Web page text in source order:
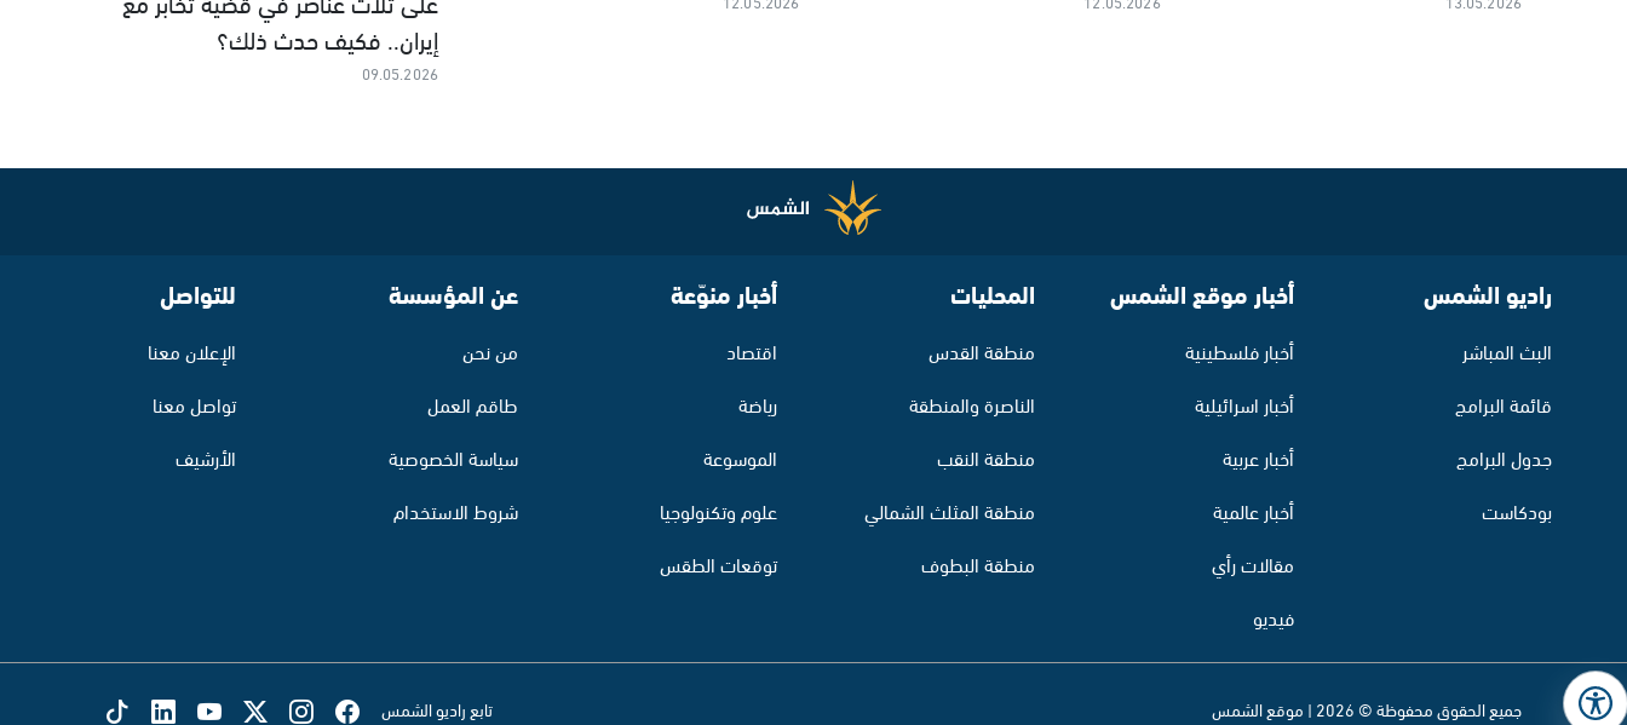
إيران.. فكيف حدث ذلك؟
09.05.2026
راديو الشمس
البث المباشر
قائمة البرامج
جدول البرامج
بودكاست
أخبار موقع الشمس
أخبار فلسطينية
أخبار اسرائيلية
أخبار عربية
أخبار عالمية
مقالات رأي
فيديو
المحليات
منطقة القدس
الناصرة والمنطقة
منطقة النقب
منطقة المثلث الشمالي
منطقة البطوف
أخبار منوّعة
اقتصاد
رياضة
الموسوعة
علوم وتكنولوجيا
توقعات الطقس
عن المؤسسة
من نحن
طاقم العمل
سياسة الخصوصية
شروط الاستخدام
للتواصل
الإعلان معنا
تواصل معنا
الأرشيف
جميع الحقوق محفوظة © 2026 | موقع الشمس تابع راديو الشمس